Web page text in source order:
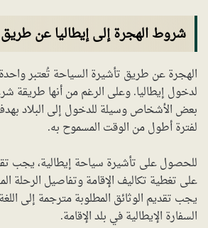
شروط الهجرة إلى إيطاليا عن
الهجرة عن طريق تأشيرة السياحة تُعتبر
لدخول إيطاليا. وعلى الرغم من أنها طريقة
بعض الأشخاص وسيلة للدخول إلى البلاد
لفترة أطول من الوقت المسموح به.
للحصول على تأشيرة سياحة إيطالية، يجب
على تغطية تكاليف الإقامة وتفاصيل الرحلة
يجب تقديم الوثائق المطلوبة مترجمة إلى
السفارة الإيطالية في بلد الإقامة.